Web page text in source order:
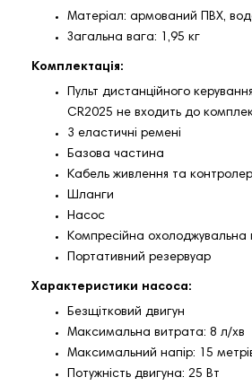
Матеріал: армований ПВХ,
Загальна вага: 1,95 кг
Комплектація:
Пульт дистанційного
CR2025 не входить до
3 еластичні ремені
Базова частина
Кабель живлення та контролер
Шланги
Насос
Компресійна охолоджувальна
Портативний резервуар
Характеристики насоса:
Безщітковий двигун
Максимальна витрата: 8 л/хв
Максимальний напір: 15
Потужність двигуна: 25 Вт